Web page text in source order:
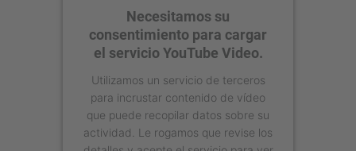
Necesitamos su
consentimiento para cargar
el servicio YouTube Video.
Utilizamos un servicio de terceros
para incrustar contenido de vídeo
que puede recopilar datos sobre su
actividad. Le rogamos que revise los